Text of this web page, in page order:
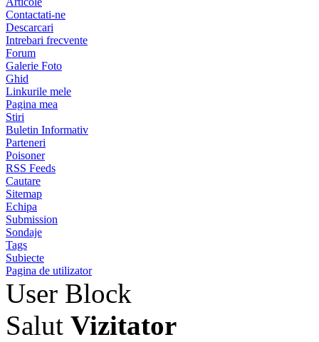
Contactati-ne
Descarcari
Intrebari frecvente
Forum
Galerie Foto
Ghid
Linkurile mele
Pagina mea
Stiri
Buletin Informativ
Parteneri
Poisoner
RSS Feeds
Cautare
Sitemap
Echipa
Submission
Sondaje
Tags
Subiecte
Pagina de utilizator
User Block
Salut Vizitator